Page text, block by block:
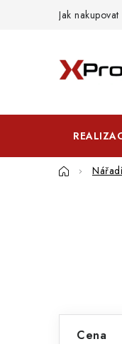
Jak nakupovat
Domů
r
Cena